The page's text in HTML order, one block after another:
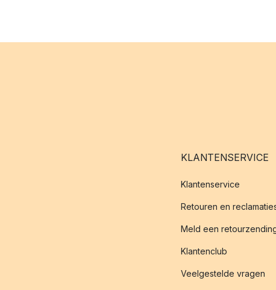
KLANTENSERVICE
Klantenservice
Retouren en
Meld een
Klantenclub
Veelgestelde vragen